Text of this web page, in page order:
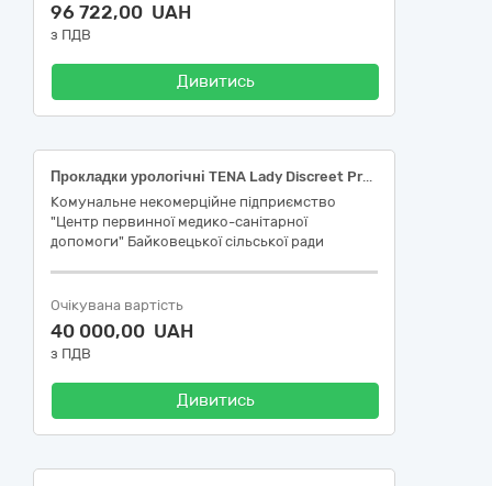
96 722,00 UAH
з ПДВ
Дивитись
Прокладки урологічні TENA Lady Discreet Protect + Maxi Night,Tena вологопоглинаючі пелюшки Bed Normal 60x90см 30шт
Комунальне некомерційне підприємство
"Центр первинної медико-санітарної
допомоги" Байковецької сільської ради
Очікувана вартість
40 000,00 UAH
з ПДВ
Дивитись